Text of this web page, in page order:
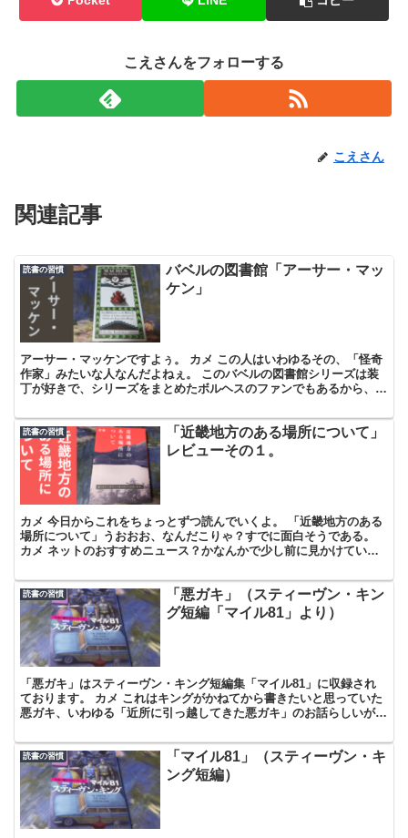
こえさんをフォローする
こえさん
関連記事
読書の習慣
バベルの図書館「アーサー・マッ
ケン」
アーサー・マッケンですよぅ。 カメ この人はいわゆるその、「怪奇
作家」みたいな人なんだよねぇ。 このバベルの図書館シリーズは装
丁が好きで、シリーズをまとめたボルヘスのファンでもあるから、見
読書の習慣
「近畿地方のある場所について」
レビューその１。
カメ 今日からこれをちょっとずつ読んでいくよ。 「近畿地方のある
場所について」うおおお、なんだこりゃ？すでに面白そうである。
カメ ネットのおすすめニュース？かなんかで少し前に見かけていた
読書の習慣
「悪ガキ」（スティーヴン・キン
グ短編「マイル81」より）
「悪ガキ」はスティーヴン・キング短編集「マイル81」に収録され
ております。 カメ これはキングがかねてから書きたいと思っていた
悪ガキ、いわゆる「近所に引っ越してきた悪ガキ」のお話らしいが、
読書の習慣
「マイル81」（スティーヴン・キ
ング短編）